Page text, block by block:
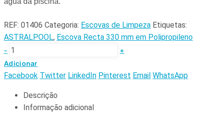
REF: 01406 Categoria: Escovas de Limpeza Etiquetas:
ASTRALPOOL, Escova Recta 330 mm em Polipropileno
-
+
Adicionar
Facebook Twitter LinkedIn Pinterest Email WhatsApp
Descrição
Informação adicional